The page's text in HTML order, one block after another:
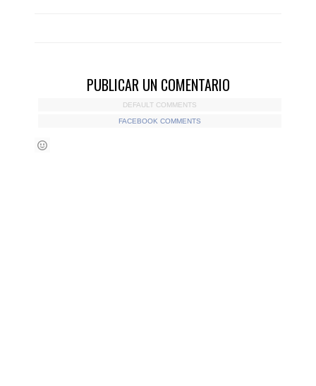
PUBLICAR UN COMENTARIO
DEFAULT COMMENTS
FACEBOOK COMMENTS